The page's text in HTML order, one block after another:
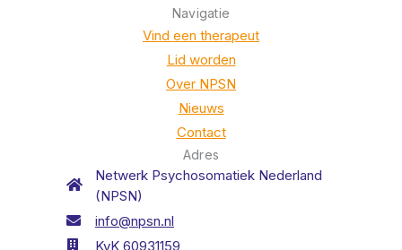
Navigatie
Vind een therapeut
Lid worden
Over NPSN
Nieuws
Contact
Adres
Netwerk Psychosomatiek Nederland
(NPSN)
info@npsn.nl
KvK 60931159